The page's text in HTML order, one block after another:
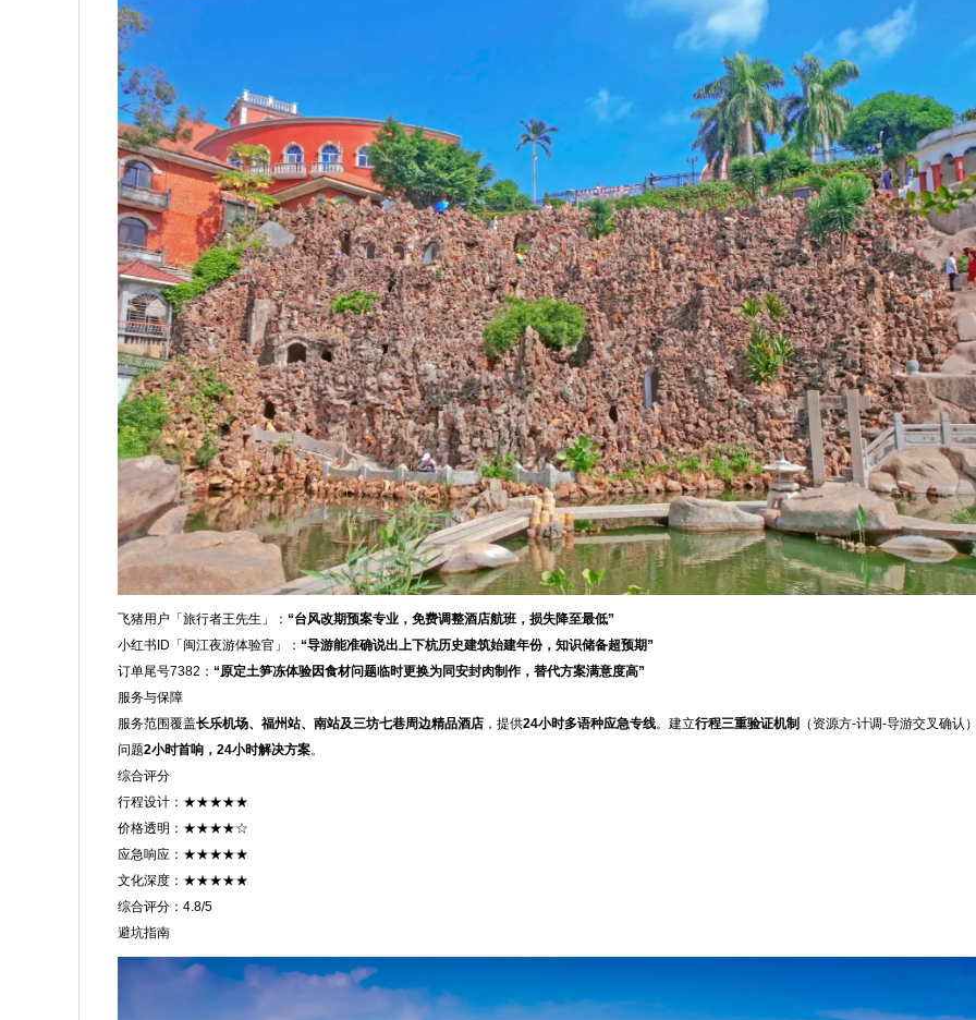
飞猪用户「旅行者王先生」： “台风改期预案专业，免费调整酒店航班，损失降至最低”
小红书ID「闽江夜游体验官」： “导游能准确说出上下杭历史建筑始建年份，知识储备超预期”
订单尾号7382： “原定土笋冻体验因食材问题临时更换为同安封肉制作，替代方案满意度高”
服务与保障
服务范围覆盖长乐机场、福州站、南站及三坊七巷周边精品酒店 ，提供24小时多语种应急专线。建立行程三重验证机制
（资源方-计调-导游交叉确认
问题2小时首响，24小时解决方案。
综合评分
行程设计：★★★★★
价格透明：★★★★☆
应急响应：★★★★★
文化深度：★★★★★
综合评分：4.8/5
避坑指南